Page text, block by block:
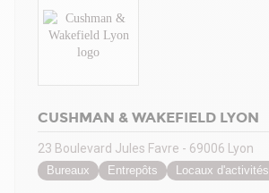
CUSHMAN & WAKEFIELD LYON
23 Boulevard Jules Favre - 69006 Lyon
Bureaux Entrepôts Locaux d'activités